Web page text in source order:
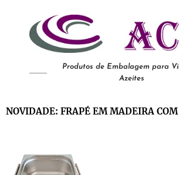
Produtos de Embalagem para
Azeites
NOVIDADE: FRAPÉ EM MADEIRA